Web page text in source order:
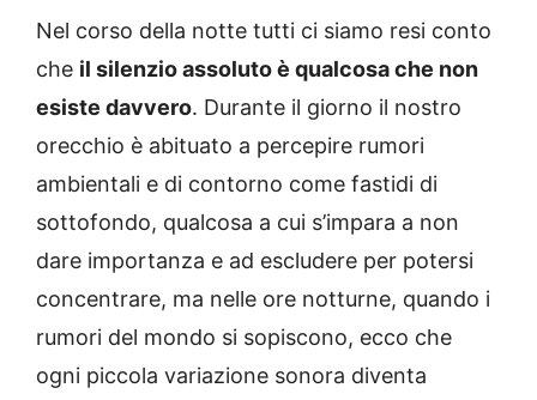
Nel corso della notte tutti ci siamo resi conto
che il silenzio assoluto è qualcosa che non
esiste davvero. Durante il giorno il nostro
orecchio è abituato a percepire rumori
ambientali e di contorno come fastidi di
sottofondo, qualcosa a cui s’impara a non
dare importanza e ad escludere per potersi
concentrare, ma nelle ore notturne, quando i
rumori del mondo si sopiscono, ecco che
ogni piccola variazione sonora diventa